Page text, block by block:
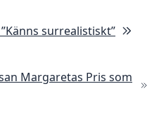
surrealistiskt”
Margaretas Pris som